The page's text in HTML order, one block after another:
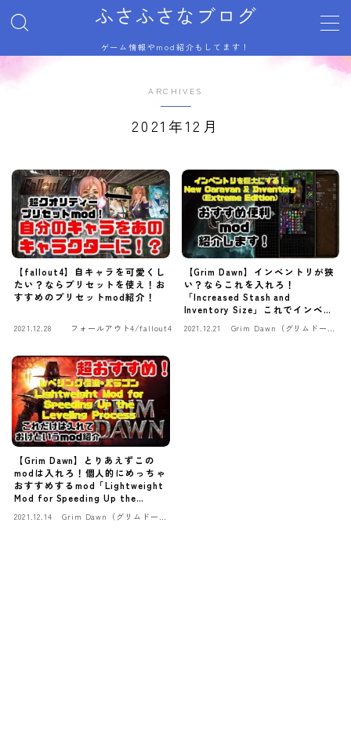
ふさふさなブログ
ゲーム情報やmod紹介もしてます！
MENU
サイトマップ
プライバシーポリシー
利用規約／特定商取引法に基づく表記
自己紹介
記事一覧
運営者情報
ARCHIVES
2021年12月
【fallout4】自キャラを可愛くし
たい？ならプリセットを使え！お
すすめのプリセットmod紹介！
2021.12.28 フォールアウト4/fallout4
【Grim Dawn】インベントリが狭
い？ならこれを入れろ！
「Increased Stash and
Inventory Size」これでインベン
2021.12.21
Grim Dawn（グリムドー
【Grim Dawn】とりあえずこの
modは入れろ！個人的にめっちゃ
おすすめするmod「Lightweight
Mod for Speeding Up the
Leveling Process」長い！
2021.12.14
Grim Dawn（グリムドー